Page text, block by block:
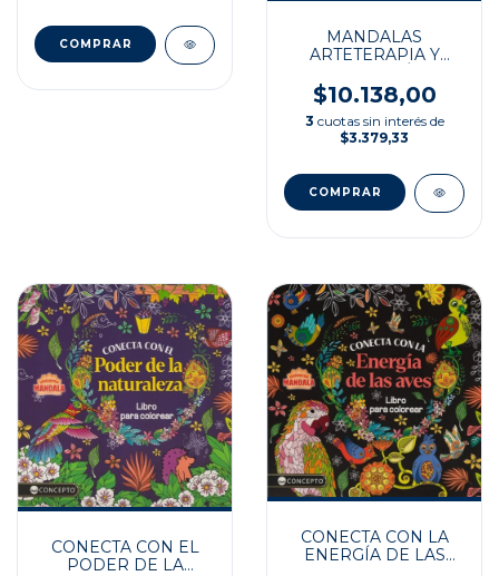
MANDALAS
ARTETERAPIA Y
$10.138,00
3 cuotas sin interés de
$3.379,33
CONECTA CON EL
PODER DE LA
CONECTA CON LA
ENERGÍA DE LAS